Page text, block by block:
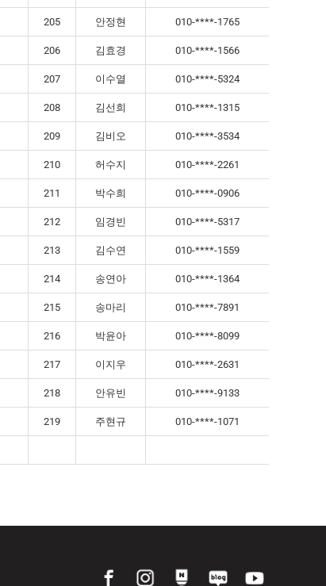
205 안정현 010-****-1765
206 김효경 010-****-1566
207 이수열 010-****-5324
208 김선희 010-****-1315
209 김비오 010-****-3534
210 허수지 010-****-2261
211 박수희 010-****-0906
212 임경빈 010-****-5317
213 김수연 010-****-1559
214 송연아 010-****-1364
215 송마리 010-****-7891
216 박윤아 010-****-8099
217 이지우 010-****-2631
218 안유빈 010-****-9133
219 주현규 010-****-1071